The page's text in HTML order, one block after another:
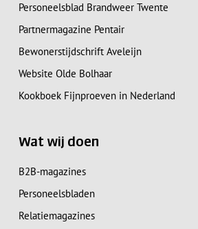
Personeelsblad Brandweer Twente
Partnermagazine Pentair
Bewonerstijdschrift Aveleijn
Website Olde Bolhaar
Kookboek Fijnproeven in Nederland
Wat wij doen
B2B-magazines
Personeelsbladen
Relatiemagazines